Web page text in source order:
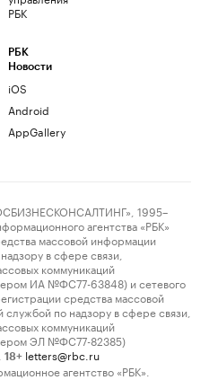
РБК
РБК
Новости
iOS
Android
AppGallery
1995–
агентства «РБК»
массовой информации
в сфере связи,
коммуникаций
ИА №ФС77-63848) и сетевого
средства массовой
по надзору в сфере связи,
коммуникаций
ЭЛ №ФС77-82385)
18+ letters@rbc.ru
агентство «РБК».